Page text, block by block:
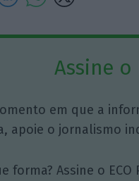
Assine o
em que a
apoie o jornalismo
forma? Assine o